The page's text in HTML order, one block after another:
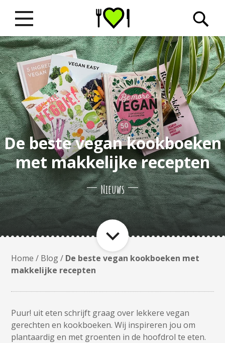
De beste vegan kookboeken
met makkelijke recepten
Nieuws
Home / Blog/ De beste vegan kookboeken met
makkelijke recepten
Puur! uit eten schrijft graag over lekkere vegan
gerechten en kookboeken. Wij inspireren jou om
plantaardig en met groenten in de hoofdrol te eten.